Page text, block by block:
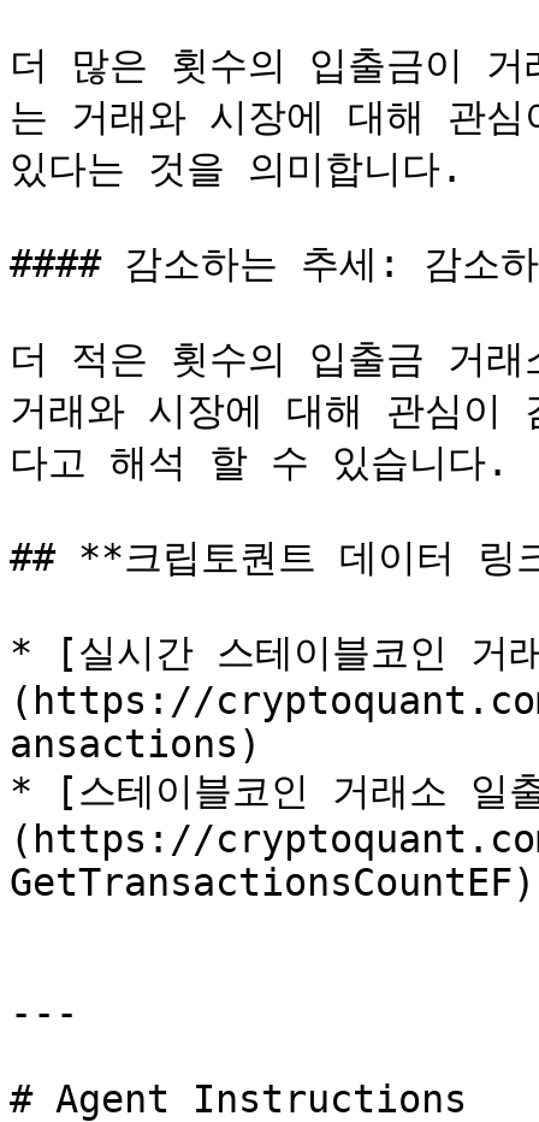
더 많은 횟수의 입출금이
는 거래와 시장에 대해 관
있다는 것을 의미합니다.
#### 감소하는 추세: 감소
더 적은 횟수의 입출금 거
거래와 시장에 대해 관심이
다고 해석 할 수 있습니다.
## **크립토퀀트 데이터 링
* [실시간 스테이블코인 거
(https://
ansactions)
* [스테이블코인 거래소
(https://
GetTransactionsCountEF)
---
# Agent Instructions